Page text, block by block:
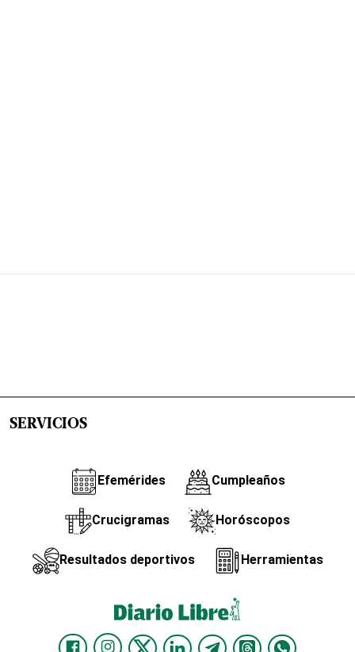
SERVICIOS
Efemérides Cumpleaños
Crucigramas Horóscopos
Resultados deportivos Herramientas